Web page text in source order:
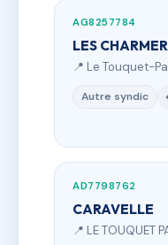
AG8257784
LES
📍 Le Touquet-
Autre syndic
AD7798762
CARAVELLE
📍 LE TOUQUET